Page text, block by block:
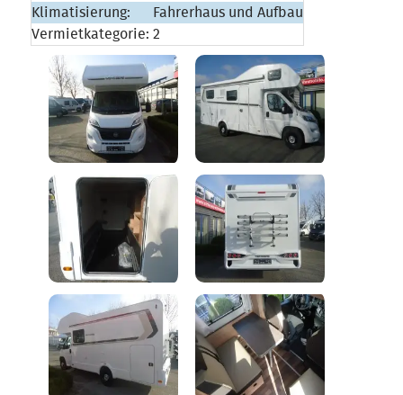
Klimatisierung:
Fahrerhaus und Aufbau
Vermietkategorie: 2